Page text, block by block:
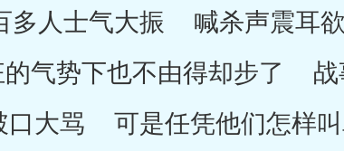
人士气大振 喊杀声震耳
的气势下也不由得却步了
大骂 可是任凭他们怎样